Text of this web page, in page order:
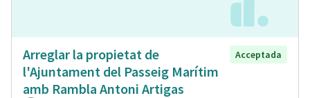
Arreglar la propietat de
l'Ajuntament del Passeig Marítim
amb Rambla Antoni Artigas
Acceptada